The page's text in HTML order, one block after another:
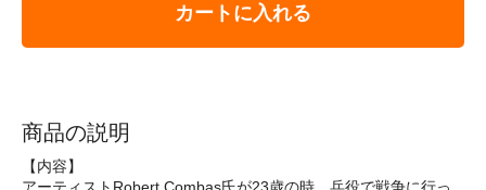
カートに入れる
商品の説明
【内容】
アーティストRobert Combas氏が23歳の時、兵役で戦争に行っ